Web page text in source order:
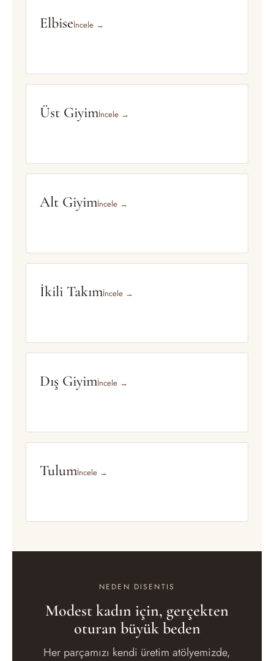
Elbiseİncele →
Üst Giyimİncele →
Alt Giyimİncele →
İkili Takımİncele →
Dış Giyimİncele →
Tulumİncele →
NEDEN DISENTIS
Modest kadın için, gerçekten
oturan büyük beden
Her parçamızı kendi üretim atölyemizde,